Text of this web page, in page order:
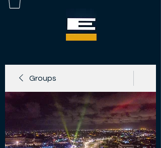
Groups